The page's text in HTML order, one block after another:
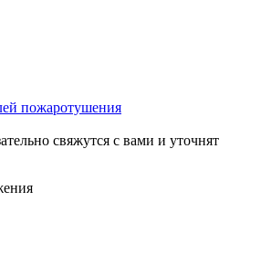
пожаротушения
свяжутся с вами и уточнят